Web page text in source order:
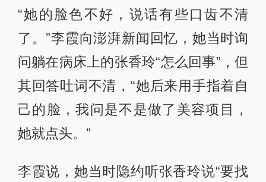
“她的脸色不好，说话有些口齿不清
了。”李霞向澎湃新闻回忆，她当时询
问躺在病床上的张香玲“怎么回事”，但
其回答吐词不清，“她后来用手指着自
己的脸，我问是不是做了美容项目，
她就点头。”
李霞说，她当时隐约听张香玲说“要找